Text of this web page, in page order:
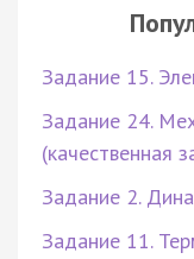
Задание 15.
Задание 24.
(качественная
Задание 2.
Задание 11.